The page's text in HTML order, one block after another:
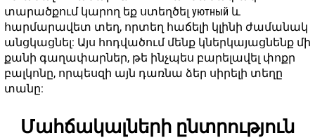
տարածքում կարող եք ստեղծել уютный և
հարմարավետ տեղ, որտեղ հաճելի կլինի ժամանակ
անցկացնել: Այս հոդվածում մենք կներկայացնենք մի
քանի գաղափարներ, թե ինչպես բարելավել փոքր
բալկոնը, որպեսզի այն դառնա ձեր սիրելի տեղը
տանը:
Մահճակալների ընտրություն